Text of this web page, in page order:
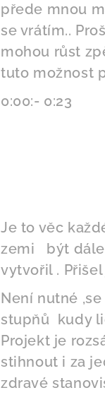
přede mnou
se vrátím..
mohou růst
tuto možnost
0:00:- 0:23
Je to věc
zemi být dále
vytvořil .
Není nutné
stupňů kudy
Projekt je
stihnout i za
zdravé